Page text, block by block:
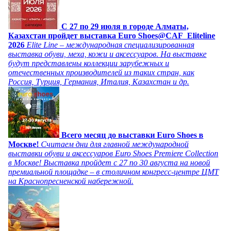
C 27 по 29 июля в городе Алматы,
Казахстан пройдет выставка Euro Shoes@CAF_Eliteline
2026 Elite Line – международная специализированная
выставка обуви, меха, кожи и аксессуаров. На выставке
будут представлены коллекции зарубежных и
отечественных производителей из таких стран, как
Россия, Турция, Германия, Италия, Казахстан и др.
Всего месяц до выставки Euro Shoes в
Москве! Считаем дни для главной международной
выставки обуви и аксессуаров Euro Shoes Premiere Collection
в Москве! Выставка пройдет с 27 по 30 августа на новой
премиальной площадке – в столичном конгресс-центре ЦМТ
на Краснопресненской набережной.